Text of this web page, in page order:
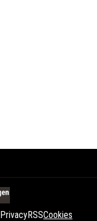
PrivacyRSSCookies